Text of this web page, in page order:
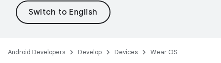
Android Developers Develop Devices Wear OS